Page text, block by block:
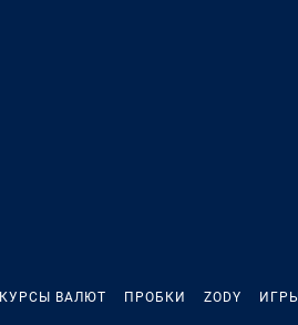
КУРСЫ ВАЛЮТ ПРОБКИ ZODY ИГРЫ